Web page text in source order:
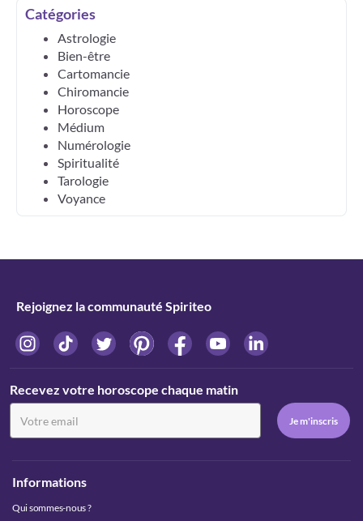
Catégories
Astrologie
Bien-être
Cartomancie
Chiromancie
Horoscope
Médium
Numérologie
Spiritualité
Tarologie
Voyance
Rejoignez la communauté Spiriteo
Recevez votre horoscope chaque matin
Informations
Qui sommes-nous ?